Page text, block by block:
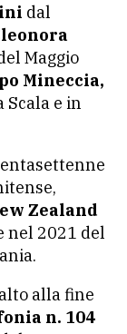
dal
Maggio
Mineccia,
e in
Zealand
nel 2021 del
alla fine
n. 104